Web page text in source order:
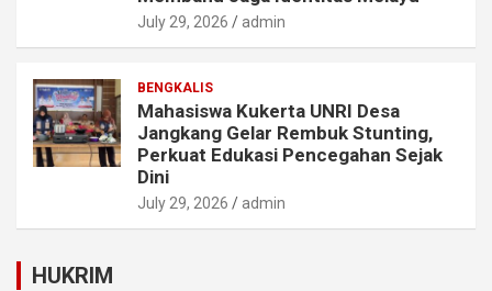
July 29, 2026 admin
BENGKALIS
Mahasiswa Kukerta UNRI Desa
Jangkang Gelar Rembuk Stunting,
Perkuat Edukasi Pencegahan Sejak
Dini
July 29, 2026 admin
HUKRIM